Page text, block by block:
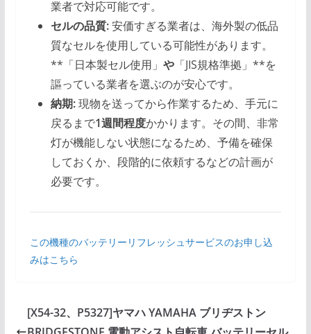
業者で対応可能です。
セルの品質:安価すぎる業者は、海外製の低品
質なセルを使用している可能性があります。
**「日本製セル使用」 や「JIS規格準拠」**を
謳っている業者を選ぶのが安心です。
納期:現物を送ってから作業するため、手元に
戻るまで1週間程度かかります。その間、非常
灯が機能しない状態になるため、予備を確保
しておくか、段階的に依頼するなどの計画が
必要です。
この機種のバッテリーリフレッシュサービスのお申し込
みはこちら
[X54-32、P5327]ヤマハ YAMAHA ブリヂストン